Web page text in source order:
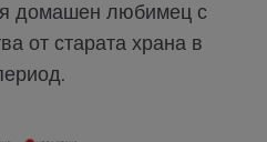
домашен любимец с
от старата храна в